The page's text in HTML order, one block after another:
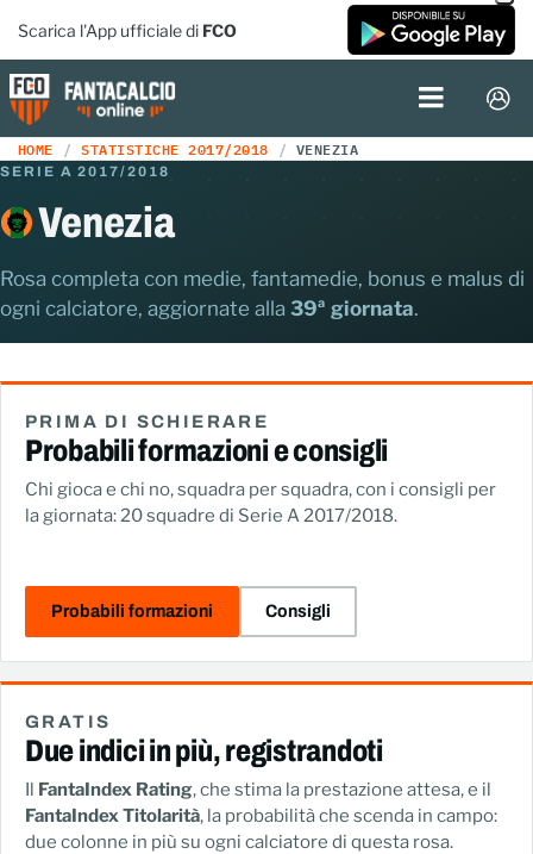
Scarica l'App ufficiale di FCO
HOME STATISTICHE 2017/2018 VENEZIA
SERIE A 2017/2018
Venezia
Rosa completa con medie, fantamedie, bonus e malus di
ogni calciatore, aggiornate alla 39ª giornata.
PRIMA DI SCHIERARE
Probabili formazioni e consigli
Chi gioca e chi no, squadra per squadra, con i consigli per
la giornata: 20 squadre di Serie A 2017/2018.
Probabili formazioni Consigli
GRATIS
Due indici in più, registrandoti
Il FantaIndex Rating, che stima la prestazione attesa, e il
FantaIndex Titolarità, la probabilità che scenda in campo:
due colonne in più su ogni calciatore di questa rosa.